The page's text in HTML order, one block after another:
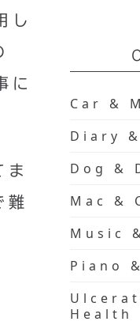
し
に
ま
難
Car &
Diary
Dog &
Mac &
Music
Piano
Health